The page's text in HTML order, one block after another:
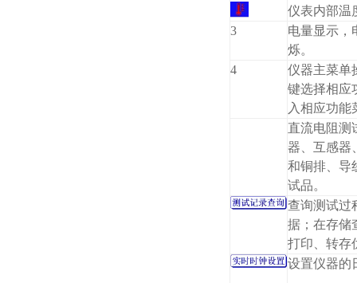
仪表内部温
3
电量显示，
烁。
4
仪器主菜单
键选择相应
入相应功能
直流电阻测
器、互感器
和铜排、导
试品。
查询测试过
据；在存储
打印、转存
设置仪器的